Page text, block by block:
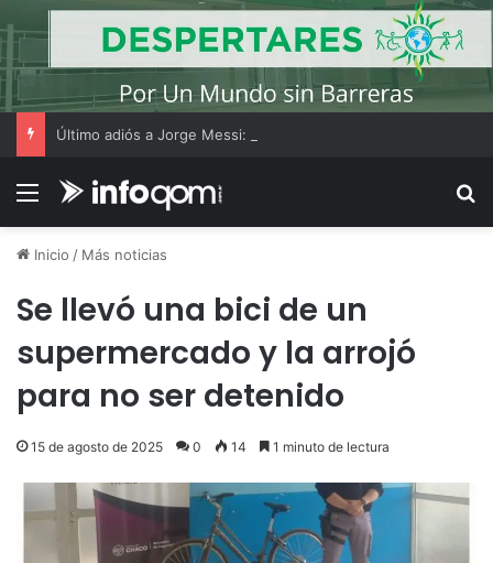
Menú
Inicio / Más noticias
Se llevó una bici de un
supermercado y la arrojó
para no ser detenido
15 de agosto de 2025 0 14 1 minuto de lectura